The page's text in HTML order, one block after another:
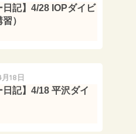
日記】4/28 IOPダイビ
）
18日
日記】4/18 平沢ダイ